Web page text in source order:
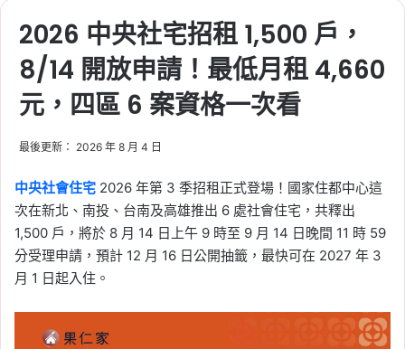
2026 中央社宅招租 1,500 戶，
8/14 開放申請！最低月租 4,660
元，四區 6 案資格一次看
最後更新： 2026 年 8 月 4 日
中央社會住宅 2026 年第 3 季招租正式登場！國家住都中心這
次在新北、南投、台南及高雄推出 6 處社會住宅，共釋出
1,500 戶，將於 8 月 14 日上午 9 時至 9 月 14 日晚間 11 時 59
分受理申請，預計 12 月 16 日公開抽籤，最快可在 2027 年 3
月 1 日起入住。